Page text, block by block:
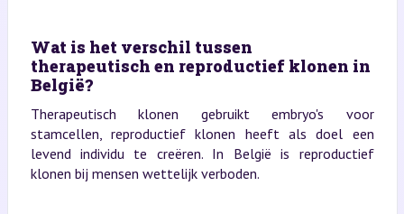
Wat is het verschil tussen
therapeutisch en reproductief klonen in
België?
Therapeutisch klonen gebruikt embryo's voor
stamcellen, reproductief klonen heeft als doel een
levend individu te creëren. In België is reproductief
klonen bij mensen wettelijk verboden.